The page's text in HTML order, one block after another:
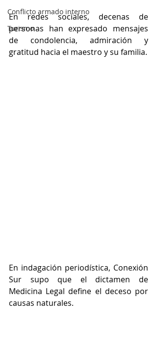
Conflicto armado interno
Turismo
En redes sociales, decenas de
personas han expresado mensajes
de condolencia, admiración y
gratitud hacia el maestro y su familia.
En indagación periodística, Conexión
Sur supo que el dictamen de
Medicina Legal define el deceso por
causas naturales.